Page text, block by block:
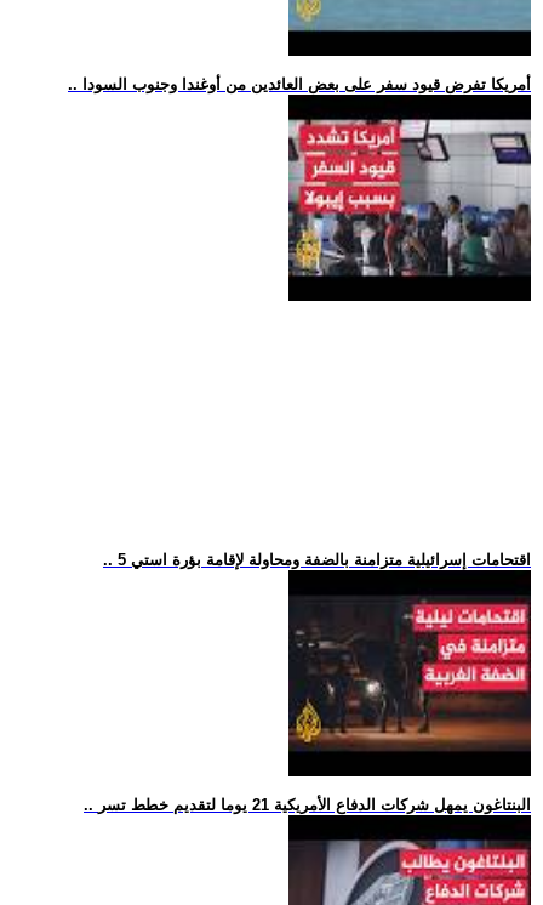
.. أمريكا تفرض قيود سفر على بعض العائدين من أوغندا وجنوب السودا
.. 5 اقتحامات إسرائيلية متزامنة بالضفة ومحاولة لإقامة بؤرة استي
.. البنتاغون يمهل شركات الدفاع الأمريكية 21 يوما لتقديم خطط تسر